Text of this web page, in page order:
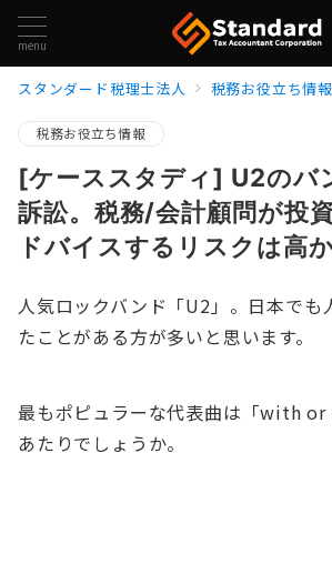
menu
スタンダード税理士法人 税務お役立ち情報
税務お役立ち情報
[ケーススタディ] U2のバ
訴訟。税務/会計顧問が投
ドバイスするリスクは高
人気ロックバンド「U2」。日本でも
たことがある方が多いと思います。
最もポピュラーな代表曲は「with
あたりでしょうか。